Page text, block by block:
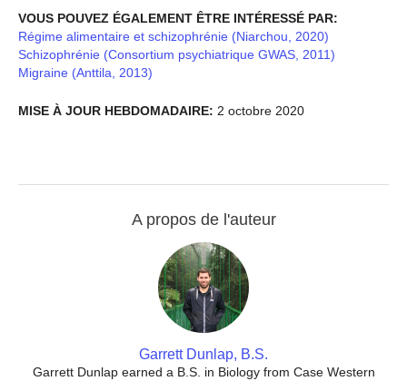
VOUS POUVEZ ÉGALEMENT ÊTRE INTÉRESSÉ PAR:
Régime alimentaire et schizophrénie (Niarchou, 2020)
Schizophrénie (Consortium psychiatrique GWAS, 2011)
Migraine (Anttila, 2013)
MISE À JOUR HEBDOMADAIRE: 2 octobre 2020
A propos de l'auteur
Garrett Dunlap, B.S.
Garrett Dunlap earned a B.S. in Biology from Case Western